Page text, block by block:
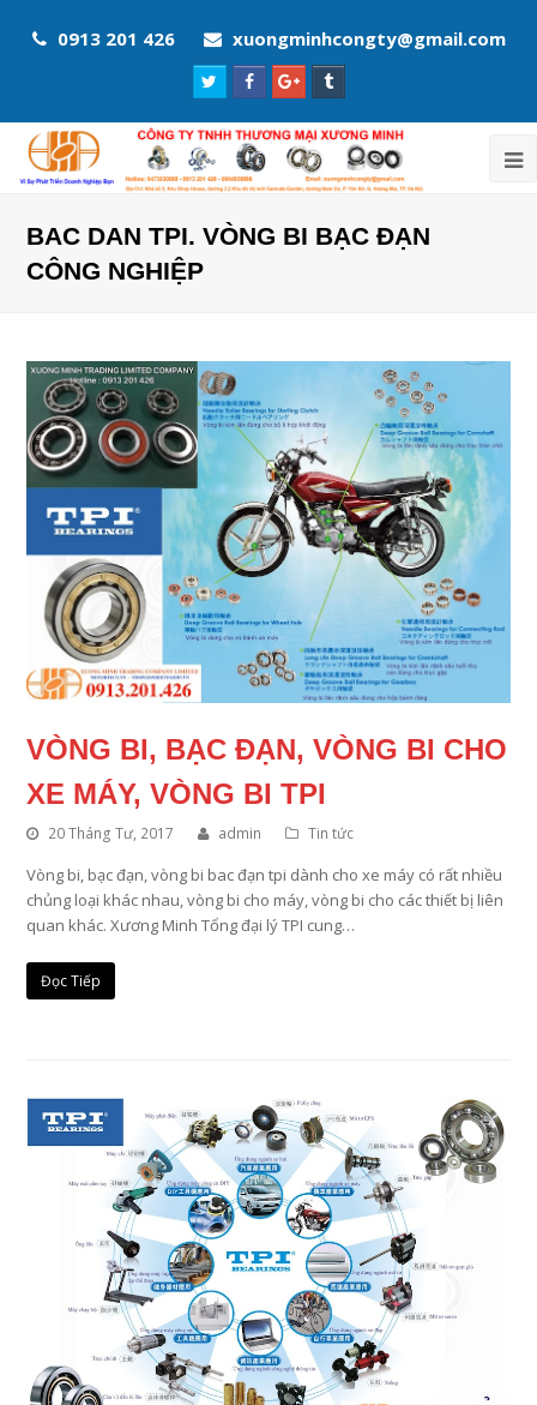
0913 201 426 xuongminhcongty@gmail.com
TwitterFacebook
Google
Profile
Tumblr
BAC DAN TPI. VÒNG BI BẠC ĐẠN
CÔNG NGHIỆP
VÒNG BI, BẠC ĐẠN, VÒNG BI CHO
XE MÁY, VÒNG BI TPI
20 Tháng Tư, 2017 admin Tin tức
Vòng bi, bạc đạn, vòng bi bac đạn tpi dành cho xe máy có rất nhiều
chủng loại khác nhau, vòng bi cho máy, vòng bi cho các thiết bị liên
quan khác. Xương Minh Tổng đại lý TPI cung…
Đọc Tiếp